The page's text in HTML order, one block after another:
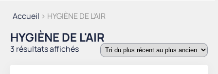
Accueil > HYGIÈNE DE L'AIR
HYGIÈNE DE L'AIR
3 résultats affichésTrié